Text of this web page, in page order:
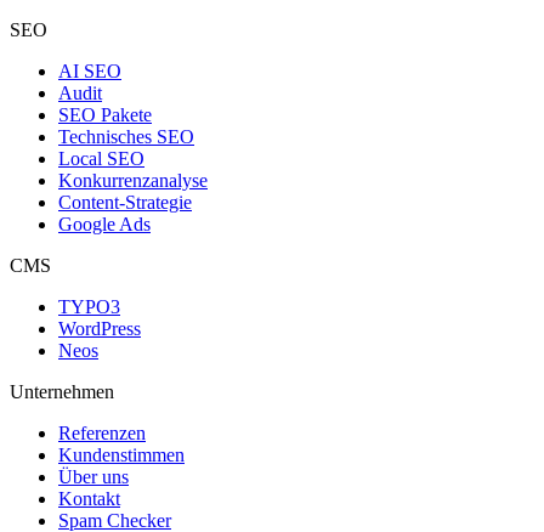
SEO
AI SEO
Audit
SEO Pakete
Technisches SEO
Local SEO
Konkurrenzanalyse
Content-Strategie
Google Ads
CMS
TYPO3
WordPress
Neos
Unternehmen
Referenzen
Kundenstimmen
Über uns
Kontakt
Spam Checker